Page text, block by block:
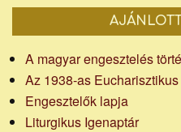
A magyar engesztelés
Az 1938-as
Engesztelők lapja
Liturgikus Igenaptár